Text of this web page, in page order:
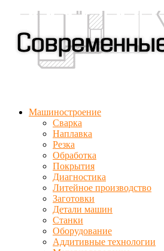
Машиностроение
Сварка
Наплавка
Резка
Обработка
Покрытия
Диагностика
Литейное производство
Заготовки
Детали машин
Станки
Оборудование
Аддитивные технологии